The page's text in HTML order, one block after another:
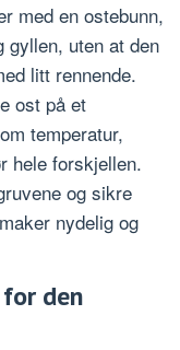
med en ostebunn,
gyllen, uten at den
litt rennende.
ost på et
temperatur,
hele forskjellen.
og sikre
nydelig og
den